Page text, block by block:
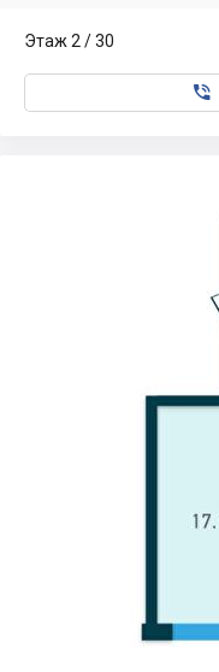
Этаж 2 / 30
